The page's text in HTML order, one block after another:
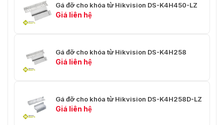
Gá đỡ cho khóa từ Hikvision DS-K4H450-LZ
Giá liên hệ
Gá đỡ cho khóa từ Hikvision DS-K4H258
Giá liên hệ
Gá đỡ cho khóa từ Hikvision DS-K4H258D-LZ
Giá liên hệ